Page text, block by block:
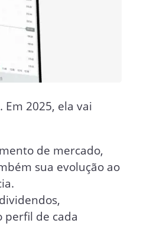
2025, ela vai
de mercado,
sua evolução ao
perfil de cada